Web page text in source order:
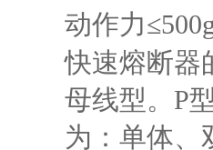
动作力≤
快速熔断器
母线型。 P
为：单体、